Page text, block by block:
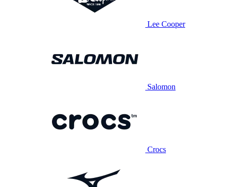
Lee Cooper
Salomon
Crocs